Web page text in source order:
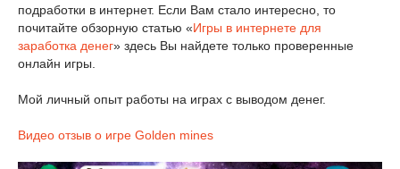
подработки в интернет. Если Вам стало интересно, то
почитайте обзорную статью «Игры в интернете для
заработка денег» здесь Вы найдете только проверенные
онлайн игры.
Мой личный опыт работы на играх с выводом денег.
Видео отзыв о игре Golden mines